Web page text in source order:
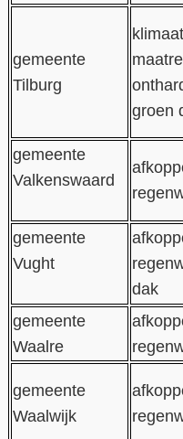
gemeente
Tilburg
groen
gemeente
Valkenswaard
gemeente
Vught
dak
gemeente
Waalre
gemeente
Waalwijk